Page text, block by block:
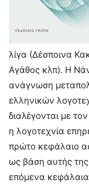
λίγα (Δέσποινα
Αγάθος κλπ). Η
ανάγνωση
ελληνικών
διαλέγονται με
η λογοτεχνία
πρώτο κεφάλαιο
ως βάση αυτής
επόμενα